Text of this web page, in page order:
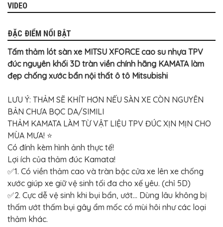
BỌC
GHẾ
Ô
TÔ
PHỤ
KIỆN
XE
CAO
ĐỒ
CHƠI
XE
ĐẠP
ĐỒ
CÔNG
NGHỆ
KHÁC
VIDEO
ĐẶC ĐIỂM NỔI BẬT
Tấm thảm lót sàn xe MITSU XFORCE cao su nhựa TPV
đúc nguyên khối 3D tràn viền chính hãng KAMATA làm
đẹp chống xước bẩn nội thất ô tô Mitsubishi
LƯU Ý: THẢM SẼ KHÍT HƠN NẾU SÀN XE CÒN NGUYÊN
BẢN CHƯA BỌC DA/SIMILI
THẢM KAMATA LÀM TỪ VẬT LIỆU TPV ĐÚC XỊN MỊN CHO
MÙA MƯA! ⭐️
Có đính kèm hình ảnh thực tế!
Lợi ích của thảm đúc Kamata!
✅1. Có viền thảm cao và tràn bậc cửa xe lên xe chống
xước giúp xe giữ vệ sinh tối đa cho xế yêu. (chỉ 5D)
✅2. Cực dễ vệ sinh khi bụi bẩn, ướt... Dùng lâu không bị
thấm ướt thấm bụi gây ẩm mốc có mùi hôi như các loại
thảm khác.